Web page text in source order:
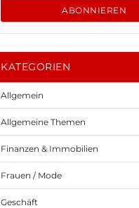
ABONNIEREN
KATEGORIEN
Allgemein
Allgemeine Themen
Finanzen & Immobilien
Frauen / Mode
Geschäft